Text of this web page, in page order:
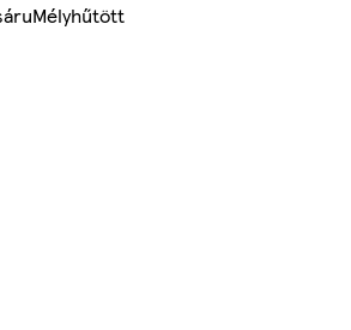
Mélyhűtött